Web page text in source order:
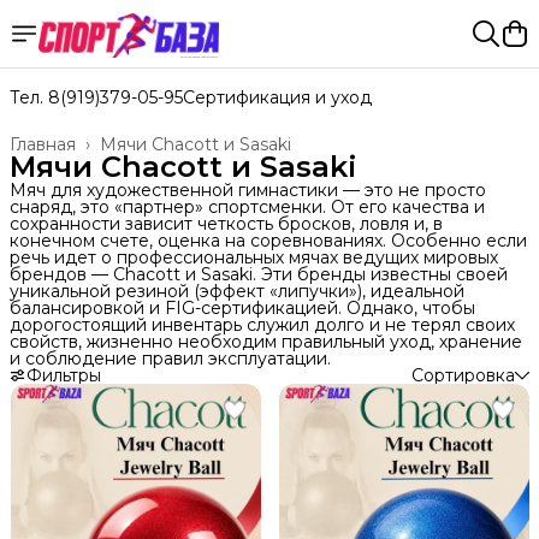
Тел. 8(919)379-05-95Сертификация и уход
Мячи Chacott и Sasaki
Главная ›
Мячи Chacott и Sasaki
Мяч для художественной гимнастики — это не просто
снаряд, это «партнер» спортсменки. От его качества и
сохранности зависит четкость бросков, ловля и, в
конечном счете, оценка на соревнованиях. Особенно если
речь идет о профессиональных мячах ведущих мировых
брендов — Chacott и Sasaki. Эти бренды известны своей
уникальной резиной (эффект «липучки»), идеальной
балансировкой и FIG-сертификацией. Однако, чтобы
дорогостоящий инвентарь служил долго и не терял своих
свойств, жизненно необходим правильный уход, хранение
и соблюдение правил эксплуатации.
Фильтры Сортировка